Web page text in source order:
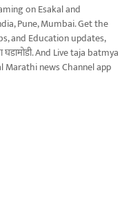
on Esakal and
Pune, Mumbai. Get the
and Education updates,
घडामोडी. And Live taja batmya
Marathi news Channel app